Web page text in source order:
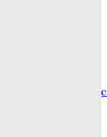
zwischen